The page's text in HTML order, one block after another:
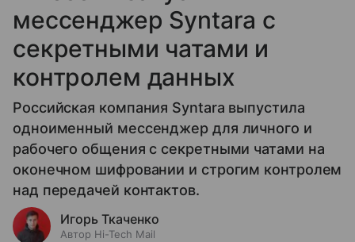
мессенджер Syntara с
секретными чатами и
контролем данных
Российская компания Syntara выпустила
одноименный мессенджер для личного и
рабочего общения с секретными чатами на
оконечном шифровании и строгим контролем
над передачей контактов.
Игорь Ткаченко
Автор Hi-Tech Mail